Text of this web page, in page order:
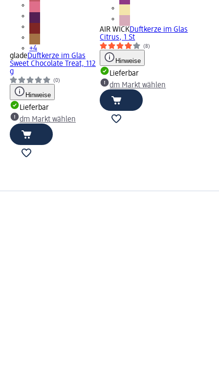
+4
gladeDuftkerze im Glas
Sweet Chocolate Treat, 112
g
(0)
Hinweise
Lieferbar
dm Markt wählen
AIR WICKDuftkerze im Glas
Citrus, 1 St
(8)
Hinweise
Lieferbar
dm Markt wählen